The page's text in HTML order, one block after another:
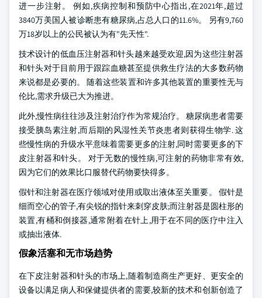
进一步注射。 例如,疾病控制和预防中心指出,在2021年,超过
3840万美国人被诊断患有糖尿病,占总人口的11.6%。 另有9,760
万18岁以上的公民被认为有"先天性".
技术设计的低血压注射器和针头越来越受欢迎,因为这些注射器
和针头对于目前用于跟踪血糖甚至提供救生疗法的大多数药物
来说都是必要的。 随着这些装置和许多其他装置的重要性无与
伦比,需求升级已大为推进。
此外,慢性病往往涉及注射治疗作为常规治疗。 糖尿病患者需要
接受胰岛素注射,而后期的风湿性关节炎患者则获得生物学. 这
些慢性病的升级水平意味着需要更多的注射,同时需要更多的下
皮注射器和针头。 对于无数的慢性病,可注射的药物非常有效,
因为它们的效果比口服替代药物要快得多。
假针和注射器在医疗领域对使用或取出液体至关重要。 假针是
细而空心的管子,有尖锐的指针来刺穿皮肤;而注射器是圆柱形的
装置,有桶和倒接器,通常附着在针上,用于在不同的医疗中注入
或抽出液体.
假象活塞和无市场趋势
在下皮注射器和针头的市场上,随着制造商生产更好、更安全的
设备以满足病人和保健提供者的需要,较新的技术和创新创造了